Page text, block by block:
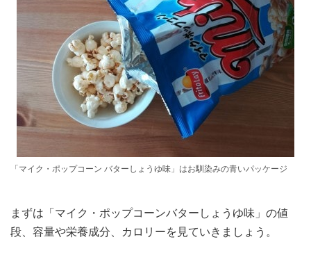
「マイク・ポップコーン バターしょうゆ味」はお馴染みの青いパッケージ
まずは「マイク・ポップコーンバターしょうゆ味」の値
段、容量や栄養成分、カロリーを見ていきましょう。